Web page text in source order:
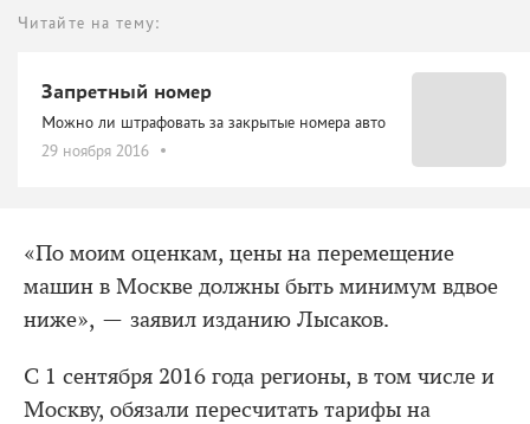
Читайте на тему:
Запретный номер
Можно ли штрафовать за закрытые номера авто
29 ноября 2016
«По моим оценкам, цены на перемещение
машин в Москве должны быть минимум вдвое
ниже», — заявил изданию Лысаков.
С 1 сентября 2016 года регионы, в том числе и
Москву, обязали пересчитать тарифы на